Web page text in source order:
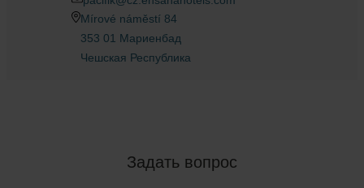
Mírové náměstí 84
353 01 Мариенбад
Чешская Республика
Задать вопрос